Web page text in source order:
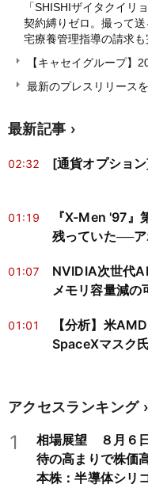
「SHISHIザイタクイリ
契約縛りゼロ。撮って
宅療養管理指導の請求も
【キャセイグループ】
最新のプレスリリース
最新記事
02:32 [通貨オプショ
01:19
『X-Men '97』
残っていた──
01:07
NVIDIA次世代
メモリ容量減
01:01
【分析】米
SpaceXマスク
アクセスランキング
1
相場展望 ８月６
待の高まりで株価
本株：半導体シリ